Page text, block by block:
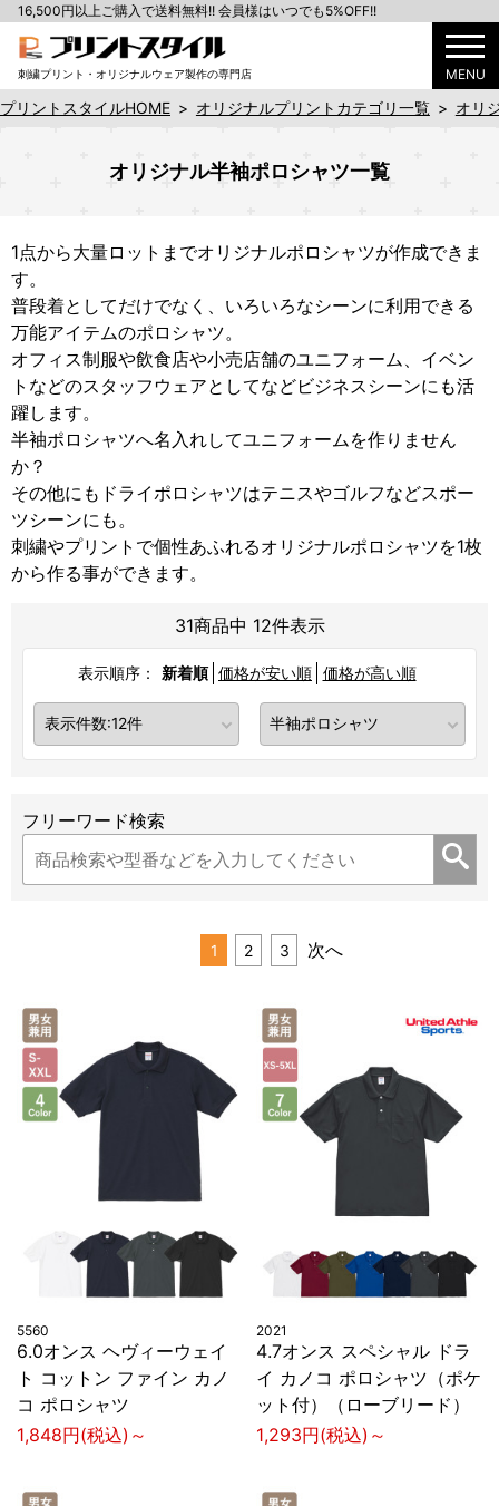
刺繍プリント・オリジナルウェア製作の専門店 MENU
16,500円以上ご購入で送料無料!! 会員様はいつでも5%OFF!!
プリントスタイルHOME > オリジナルプリントカテゴリ一覧 > オリ
オリジナル半袖ポロシャツ一覧
1点から大量ロットまでオリジナルポロシャツが作成できま
す。
普段着としてだけでなく、いろいろなシーンに利用できる
万能アイテムのポロシャツ。
オフィス制服や飲食店や小売店舗のユニフォーム、イベン
トなどのスタッフウェアとしてなどビジネスシーンにも活
躍します。
半袖ポロシャツへ名入れしてユニフォームを作りません
か？
その他にもドライポロシャツはテニスやゴルフなどスポー
ツシーンにも。
刺繍やプリントで個性あふれるオリジナルポロシャツを1枚
から作る事ができます。
31商品中 12件表示
表示順序： 新着順 価格が安い順 価格が高い順
フリーワード検索
1 2 3 次へ
5560
6.0オンス ヘヴィーウェイ
ト コットン ファイン カノ
コ ポロシャツ
1,848円(税込)～
2021
4.7オンス スペシャル ドラ
イ カノコ ポロシャツ（ポケ
ット付）（ローブリード）
1,293円(税込)～